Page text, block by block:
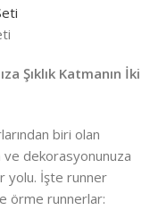
Şıklık Katmanın İki
biri olan
ve dekorasyonunuza
yolu. İşte runner
örme runnerlar: